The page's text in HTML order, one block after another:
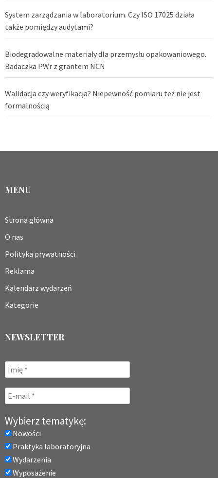
System zarządzania w laboratorium. Czy ISO 17025 działa
także pomiędzy audytami?
Biodegradowalne materiały dla przemysłu opakowaniowego.
Badaczka PWr z grantem NCN
Walidacja czy weryfikacja? Niepewność pomiaru też nie jest
formalnością
MENU
Strona główna
O nas
Polityka prywatności
Reklama
Kalendarz wydarzeń
Kategorie
NEWSLETTER
Wybierz tematykę:
Nowości
Praktyka laboratoryjna
Wydarzenia
Wyposażenie